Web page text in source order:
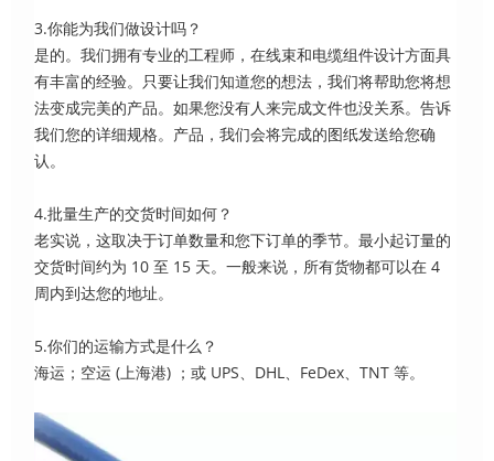
3.你能为我们做设计吗？
是的。我们拥有专业的工程师，在线束和电缆组件设计方面具
有丰富的经验。只要让我们知道您的想法，我们将帮助您将想
法变成完美的产品。如果您没有人来完成文件也没关系。告诉
我们您的详细规格。产品，我们会将完成的图纸发送给您确
认。
4.批量生产的交货时间如何？
老实说，这取决于订单数量和您下订单的季节。最小起订量的
交货时间约为 10 至 15 天。一般来说，所有货物都可以在 4
周内到达您的地址。
5.你们的运输方式是什么？
海运；空运 (上海港) ；或 UPS、DHL、FeDex、TNT 等。